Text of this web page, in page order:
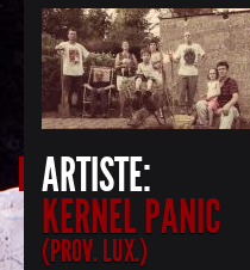
ARTISTE:
KERNEL PANIC
(PROV. LUX.)